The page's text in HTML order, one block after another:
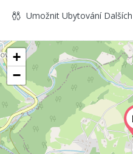
Umožnit Ubytování
+
−